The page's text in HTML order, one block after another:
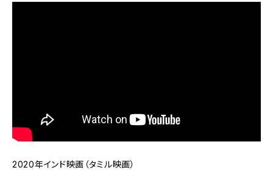
2020年インド映画（タミル映画）